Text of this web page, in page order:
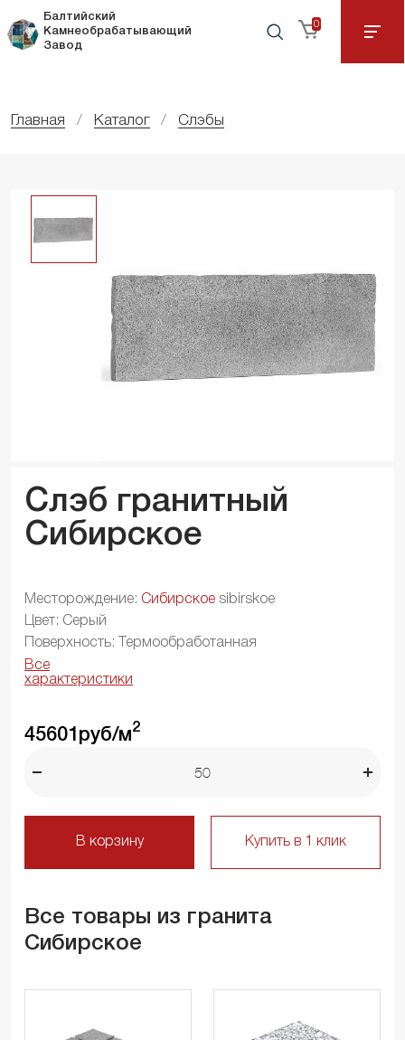
Балтийский
Камнеобрабатывающий
Завод
0
Главная Каталог Слэбы
Слэб гранитный
Сибирское
Месторождение: Сибирское sibirskoe
Цвет: Серый
Поверхность: Термообработанная
Все
характеристики
45601 руб/м2
В корзину Купить в 1 клик
Все товары из гранита
Сибирское